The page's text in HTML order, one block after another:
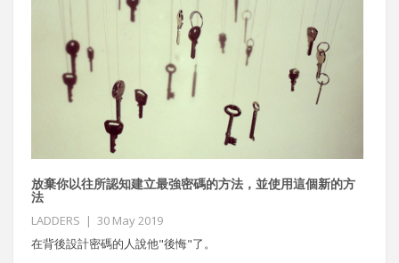
放棄你以往所認知建立最強密碼的方法，並使用這個新的方
法
LADDERS | 30 May 2019
在背後設計密碼的人說他"後悔"了。